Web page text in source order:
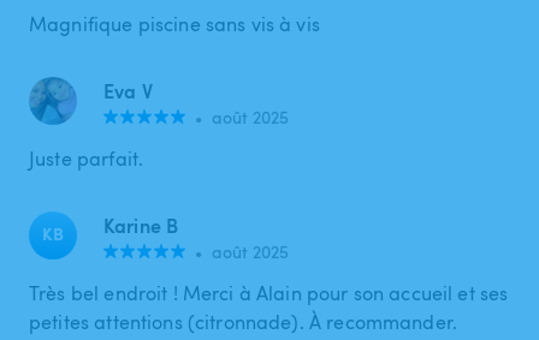
Magnifique piscine sans vis à vis
Eva V
• août 2025
Juste parfait.
KB Karine B
• août 2025
Très bel endroit ! Merci à Alain pour son accueil et ses
petites attentions (citronnade). À recommander.